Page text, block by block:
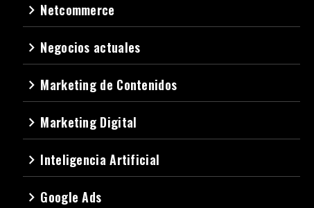
navigate_next Netcommerce
navigate_next Negocios actuales
navigate_next Marketing de Contenidos
navigate_next Marketing Digital
navigate_next Inteligencia Artificial
navigate_next Google Ads